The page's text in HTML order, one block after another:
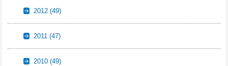
2012(49)
2011(47)
2010(49)